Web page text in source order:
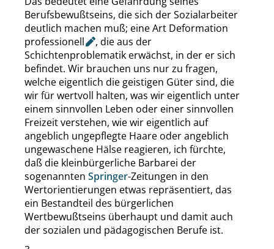
Berufsbewußtseins, die sich der Sozialarbeiter
deutlich machen muß; eine Art Deformation
professionell
, die aus der
Schichtenproblematik erwächst, in der er sich
befindet. Wir brauchen uns nur zu fragen,
welche eigentlich die geistigen Güter sind, die
wir für wertvoll halten, was wir eigentlich unter
einem sinnvollen Leben oder einer sinnvollen
Freizeit verstehen, wie wir eigentlich auf
angeblich ungepflegte Haare oder angeblich
ungewaschene Hälse reagieren, ich fürchte,
daß die kleinbürgerliche Barbarei der
sogenannten Springer-Zeitungen in den
Wertorientierungen etwas repräsentiert, das
ein Bestandteil des bürgerlichen
Wertbewußtseins überhaupt und damit auch
der sozialen und pädagogischen Berufe ist.